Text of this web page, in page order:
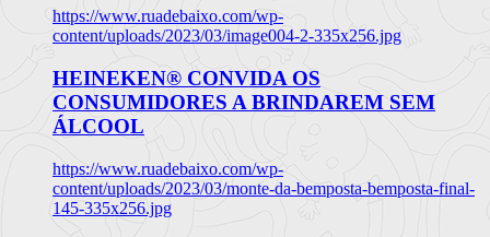
https://www.ruadebaixo.com/wp-
content/uploads/2023/03/image004-2-335x256.jpg
HEINEKEN® CONVIDA OS
CONSUMIDORES A BRINDAREM SEM
ÁLCOOL
https://www.ruadebaixo.com/wp-
content/uploads/2023/03/monte-da-bemposta-bemposta-final-
145-335x256.jpg